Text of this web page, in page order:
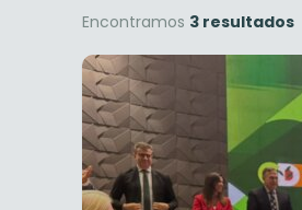
Encontramos 3 resultados